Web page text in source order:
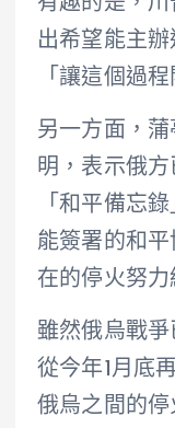
出希望能主辦
「讓這個過程
另一方面，
明，表示俄
「和平備忘
能簽署的和
在的停火努力
雖然俄烏戰爭
從今年1月底
俄烏之間的